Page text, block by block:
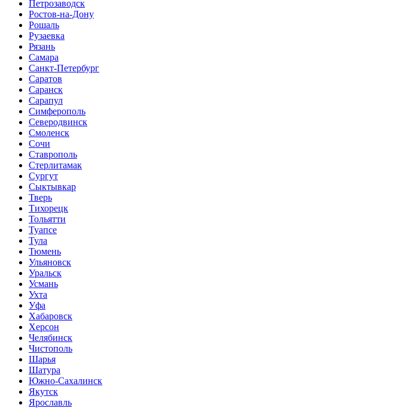
Петрозаводск
Ростов-на-Дону
Рошаль
Рузаевка
Рязань
Самара
Санкт-Петербург
Саратов
Саранск
Сарапул
Симферополь
Северодвинск
Смоленск
Сочи
Ставрополь
Стерлитамак
Сургут
Сыктывкар
Тверь
Тихорецк
Тольятти
Туапсе
Тула
Тюмень
Ульяновск
Уральск
Усмань
Ухта
Уфа
Хабаровск
Херсон
Челябинск
Чистополь
Шарья
Шатура
Южно-Сахалинск
Якутск
Ярославль